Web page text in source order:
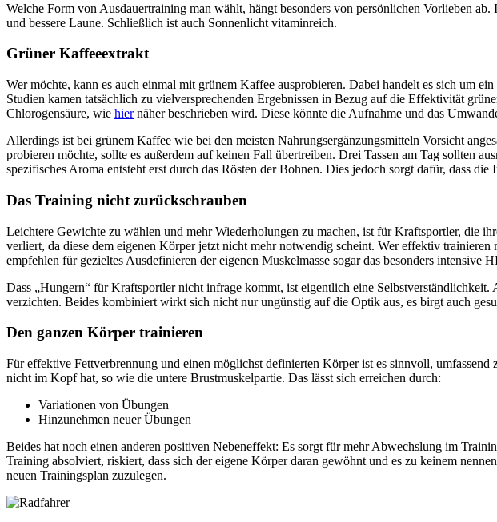
Welche Form von Ausdauertraining man wählt, hängt besonders von persönlichen Vorlieben
und bessere Laune. Schließlich ist auch Sonnenlicht vitaminreich.
Grüner Kaffeeextrakt
Wer möchte, kann es auch einmal mit grünem Kaffee ausprobieren. Dabei handelt es sich um
Studien kamen tatsächlich zu vielversprechenden Ergebnissen in Bezug auf die Effektivität
Chlorogensäure, wie hiernäher beschrieben wird. Diese könnte die Aufnahme und das
Allerdings ist bei grünem Kaffee wie bei den meisten Nahrungsergänzungsmitteln Vorsicht
probieren möchte, sollte es außerdem auf keinen Fall übertreiben. Drei Tassen am Tag sollten
spezifisches Aroma entsteht erst durch das Rösten der Bohnen. Dies jedoch sorgt dafür, dass
Das Training nicht zurückschrauben
Leichtere Gewichte zu wählen und mehr Wiederholungen zu machen, ist für Kraftsportler, die
verliert, da diese dem eigenen Körper jetzt nicht mehr notwendig scheint. Wer effektiv
empfehlen für gezieltes Ausdefinieren der eigenen Muskelmasse sogar das besonders
Dass „Hungern“ für Kraftsportler nicht infrage kommt, ist eigentlich eine
verzichten. Beides kombiniert wirkt sich nicht nur ungünstig auf die Optik aus, es birgt auch
Den ganzen Körper trainieren
Für effektive Fettverbrennung und einen möglichst definierten Körper ist es sinnvoll,
nicht im Kopf hat, so wie die untere Brustmuskelpartie. Das lässt sich erreichen durch:
Variationen von Übungen
Hinzunehmen neuer Übungen
Beides hat noch einen anderen positiven Nebeneffekt: Es sorgt für mehr Abwechslung im
Training absolviert, riskiert, dass sich der eigene Körper daran gewöhnt und es zu keinem
neuen Trainingsplan zuzulegen.